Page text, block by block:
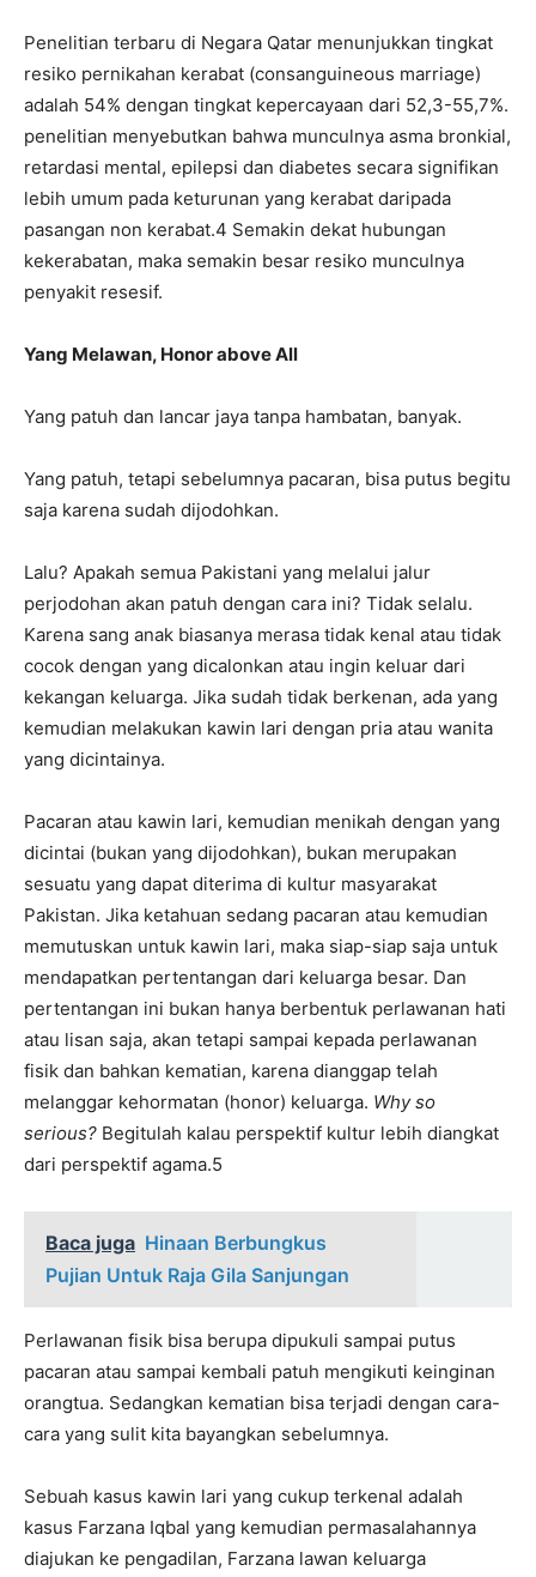
Penelitian terbaru di Negara Qatar menunjukkan tingkat
resiko pernikahan kerabat (consanguineous marriage)
adalah 54% dengan tingkat kepercayaan dari 52,3-55,7%.
penelitian menyebutkan bahwa munculnya asma bronkial,
retardasi mental, epilepsi dan diabetes secara signifikan
lebih umum pada keturunan yang kerabat daripada
pasangan non kerabat.4 Semakin dekat hubungan
kekerabatan, maka semakin besar resiko munculnya
penyakit resesif.
Yang Melawan, Honor above All
Yang patuh dan lancar jaya tanpa hambatan, banyak.
Yang patuh, tetapi sebelumnya pacaran, bisa putus begitu
saja karena sudah dijodohkan.
Lalu? Apakah semua Pakistani yang melalui jalur
perjodohan akan patuh dengan cara ini? Tidak selalu.
Karena sang anak biasanya merasa tidak kenal atau tidak
cocok dengan yang dicalonkan atau ingin keluar dari
kekangan keluarga. Jika sudah tidak berkenan, ada yang
kemudian melakukan kawin lari dengan pria atau wanita
yang dicintainya.
Pacaran atau kawin lari, kemudian menikah dengan yang
dicintai (bukan yang dijodohkan), bukan merupakan
sesuatu yang dapat diterima di kultur masyarakat
Pakistan. Jika ketahuan sedang pacaran atau kemudian
memutuskan untuk kawin lari, maka siap-siap saja untuk
mendapatkan pertentangan dari keluarga besar. Dan
pertentangan ini bukan hanya berbentuk perlawanan hati
atau lisan saja, akan tetapi sampai kepada perlawanan
fisik dan bahkan kematian, karena dianggap telah
melanggar kehormatan (honor) keluarga. Why so
serious? Begitulah kalau perspektif kultur lebih diangkat
dari perspektif agama.5
Baca juga Hinaan Berbungkus
Pujian Untuk Raja Gila Sanjungan
Perlawanan fisik bisa berupa dipukuli sampai putus
pacaran atau sampai kembali patuh mengikuti keinginan
orangtua. Sedangkan kematian bisa terjadi dengan cara-
cara yang sulit kita bayangkan sebelumnya.
Sebuah kasus kawin lari yang cukup terkenal adalah
kasus Farzana Iqbal yang kemudian permasalahannya
diajukan ke pengadilan, Farzana lawan keluarga